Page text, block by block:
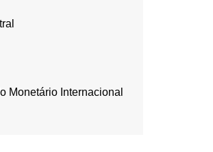
Monetário Internacional